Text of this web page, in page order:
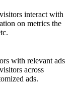
interact with
on metrics the
with relevant ads
across
ads.